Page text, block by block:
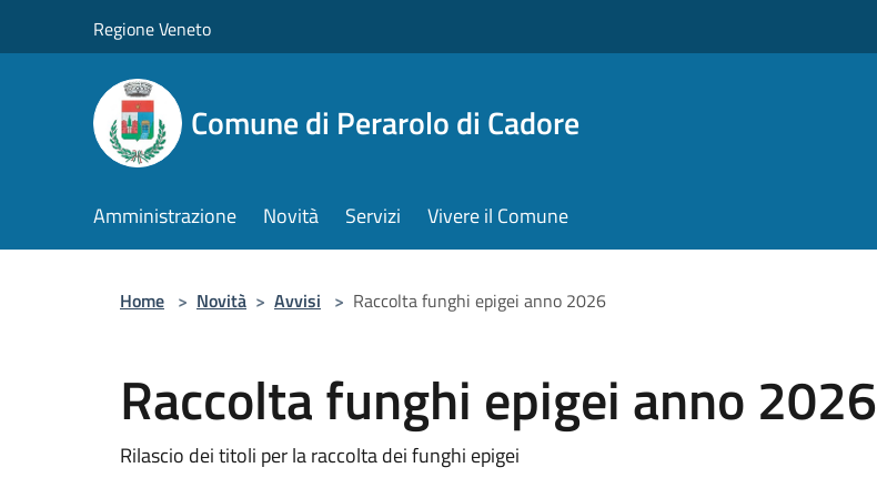
Regione Veneto
Comune di Perarolo di Cadore
Amministrazione Novità Servizi Vivere il Comune
Home > Novità > Avvisi > Raccolta funghi epigei anno 2026
Raccolta funghi epigei anno 2026
Rilascio dei titoli per la raccolta dei funghi epigei